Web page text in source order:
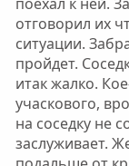
отговорил их
ситуации.
пройдет.
итак жалко.
учаскового,
на соседку не
заслуживает.